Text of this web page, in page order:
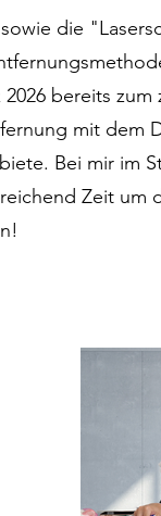
die
bereits
mit dem
Bei mir im
Zeit um